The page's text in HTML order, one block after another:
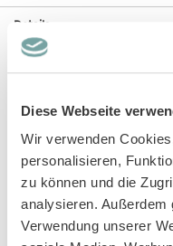
Diese Webseite
Wir verwenden
personalisieren,
zu können und die
analysieren. Außerdem
Verwendung unserer
Details
In einem schönem
warmen Tagen luftig. Die
Ärmel und der
Nacken machen das Kleid
unter der Brust gibt Modell
entspannt sitzt und bei
Das Kleid ist bei uns in den
GOTS-zertifiziert. Wenn du